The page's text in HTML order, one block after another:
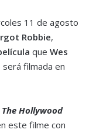
11 de agosto
Robbie,
que Wes
filmada en
The Hollywood
este filme con